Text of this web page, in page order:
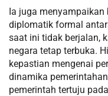
Ia juga
diplomatik formal
saat ini tidak berjalan,
negara tetap terbuka.
kepastian mengenai
dinamika
pemerintah tertuju